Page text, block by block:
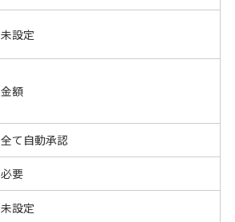
未設定
金額
全て自動承認
必要
未設定